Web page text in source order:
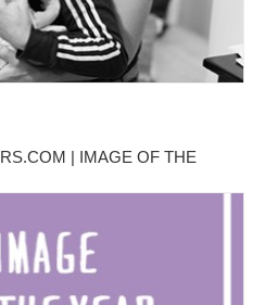
| IMAGE OF THE